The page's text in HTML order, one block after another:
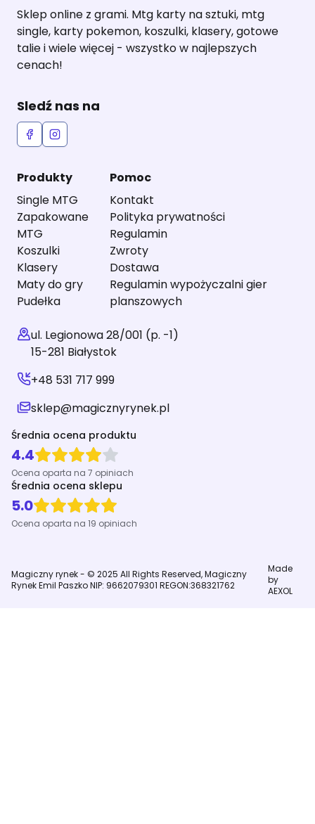
Sklep online z grami. Mtg karty na sztuki, mtg
single, karty pokemon, koszulki, klasery, gotowe
talie i wiele więcej - wszystko w najlepszych
cenach!
Sledź nas na
Produkty
Single MTG
Zapakowane
MTG
Koszulki
Klasery
Maty do gry
Pudełka
Pomoc
Kontakt
Polityka prywatności
Regulamin
Zwroty
Dostawa
Regulamin wypożyczalni gier
planszowych
ul. Legionowa 28/001 (p. -1)
15-281 Białystok
+48 531 717 999
sklep@magicznyrynek.pl
Średnia ocena produktu
4.4
Ocena oparta na 7 opiniach
Średnia ocena sklepu
5.0
Ocena oparta na 19 opiniach
Magiczny rynek - © 2025 All Rights Reserved, Magiczny
Rynek Emil Paszko NIP: 9662079301 REGON:368321762
Made
by
AEXOL